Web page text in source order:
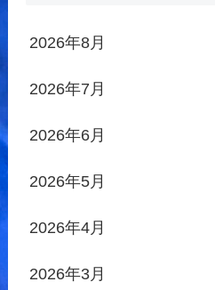
2026年8月
2026年7月
2026年6月
2026年5月
2026年4月
2026年3月